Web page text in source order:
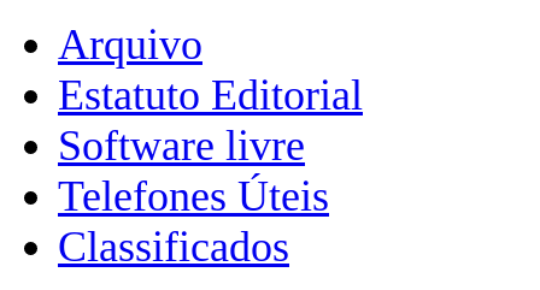
Arquivo
Estatuto Editorial
Software livre
Telefones Úteis
Classificados